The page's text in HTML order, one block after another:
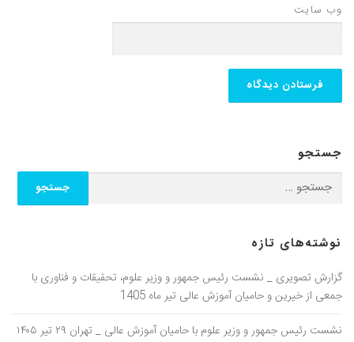
وب‌ سایت
جستجو
نوشته‌های تازه
گزارش تصویری _ نشست رئیس جمهور و وزیر علوم، تحقیقات و فناوری با
جمعی از خیرین و حامیان آموزش عالی تیر ماه 1405
نشست رئیس جمهور و وزیر علوم با حامیان آموزش عالی _ تهران ۲۹ تیر ۱۴۰۵